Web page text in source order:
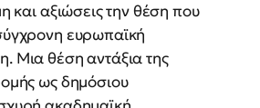
και αξιώσεις την θέση που
ευρωπαϊκή
Μια θέση αντάξια της
ως δημόσιου